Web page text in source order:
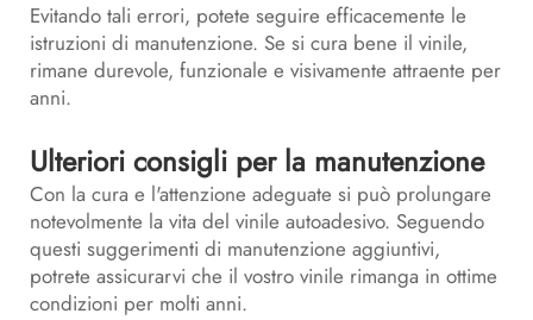
Evitando tali errori, potete seguire efficacemente le
istruzioni di manutenzione. Se si cura bene il vinile,
rimane durevole, funzionale e visivamente attraente per
anni.
Ulteriori consigli per la manutenzione
Con la cura e l'attenzione adeguate si può prolungare
notevolmente la vita del vinile autoadesivo. Seguendo
questi suggerimenti di manutenzione aggiuntivi,
potrete assicurarvi che il vostro vinile rimanga in ottime
condizioni per molti anni.